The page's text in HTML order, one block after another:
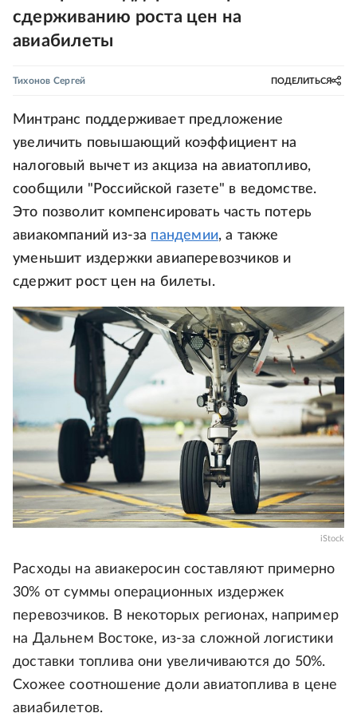
сдерживанию роста цен на
авиабилеты
Тихонов Сергей ПОДЕЛИТЬСЯ
Минтранс поддерживает предложение
увеличить повышающий коэффициент на
налоговый вычет из акциза на авиатопливо,
сообщили "Российской газете" в ведомстве.
Это позволит компенсировать часть потерь
авиакомпаний из-за пандемии, а также
уменьшит издержки авиаперевозчиков и
сдержит рост цен на билеты.
iStock
Расходы на авиакеросин составляют примерно
30% от суммы операционных издержек
перевозчиков. В некоторых регионах, например
на Дальнем Востоке, из-за сложной логистики
доставки топлива они увеличиваются до 50%.
Схожее соотношение доли авиатоплива в цене
авиабилетов.